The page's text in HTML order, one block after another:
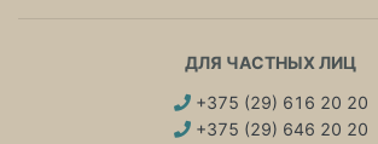
ДЛЯ ЧАСТНЫХ ЛИЦ
+375 (29) 616 20 20
+375 (29) 646 20 20